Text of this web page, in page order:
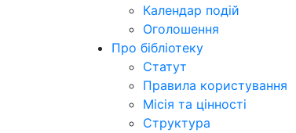
Календар подій
Оголошення
Про бібліотеку
Статут
Правила користування
Місія та цінності
Структура